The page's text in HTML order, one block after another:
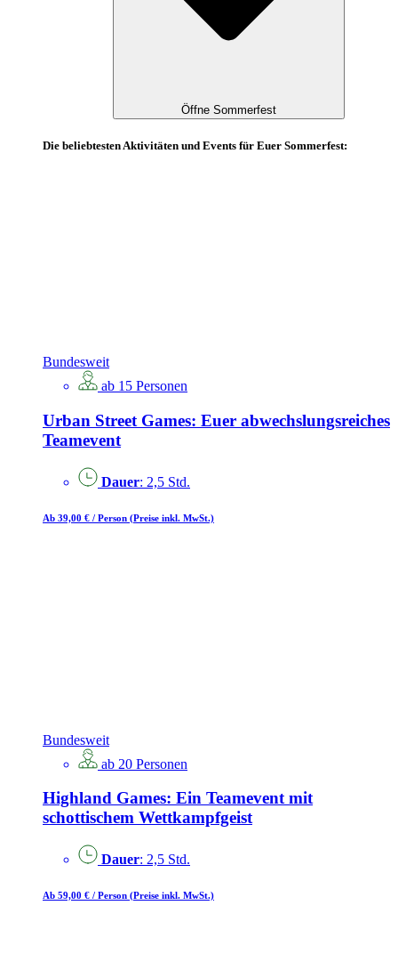
Öffne Sommerfest
Die beliebtesten Aktivitäten und Events für Euer Sommerfest:
Bundesweit
ab 15 Personen
Urban Street Games: Euer abwechslungsreiches
Teamevent
Dauer: 2,5 Std.
Ab 39,00 € / Person (Preise inkl. MwSt.)
Bundesweit
ab 20 Personen
Highland Games: Ein Teamevent mit
schottischem Wettkampfgeist
Dauer: 2,5 Std.
Ab 59,00 € / Person (Preise inkl. MwSt.)